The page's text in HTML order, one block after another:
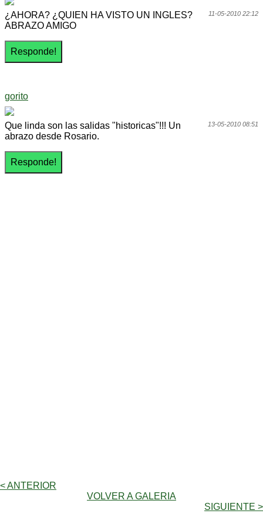
11-05-2010 22:12
¿AHORA? ¿QUIEN HA VISTO UN INGLES?
ABRAZO AMIGO
gorito
13-05-2010 08:51
Que linda son las salidas "historicas"!!! Un
abrazo desde Rosario.
< ANTERIOR
VOLVER A GALERIA
SIGUIENTE >